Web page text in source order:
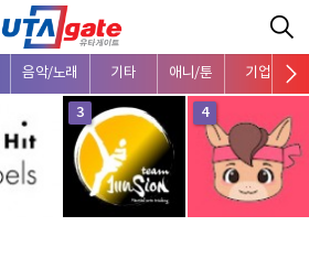
음악/노래 기타 애니/툰 기업
3 4